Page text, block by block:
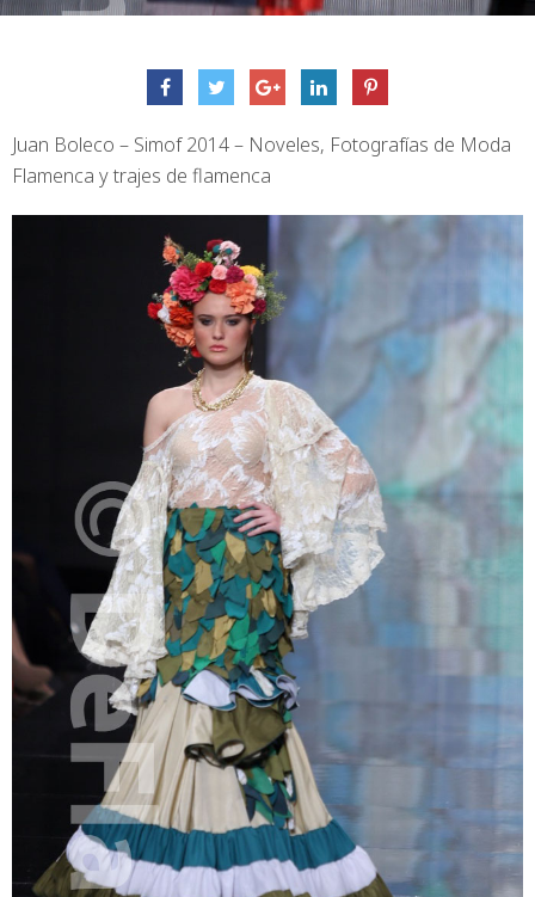
Juan Boleco – Simof 2014 – Noveles, Fotografías de Moda
Flamenca y trajes de flamenca